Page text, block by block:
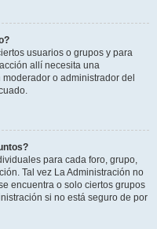
usuarios o grupos y para
allí necesita una
o administrador del
para cada foro, grupo,
Tal vez La Administración no
encuentra o solo ciertos grupos
si no está seguro de por